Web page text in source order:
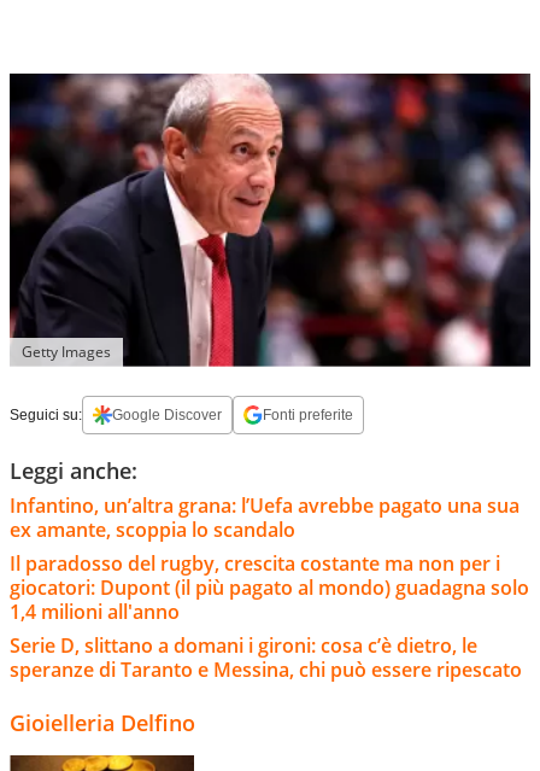
Getty Images
Seguici su: Google Discover Fonti preferite
Leggi anche:
Infantino, un’altra grana: l’Uefa avrebbe pagato una sua
ex amante, scoppia lo scandalo
Il paradosso del rugby, crescita costante ma non per i
giocatori: Dupont (il più pagato al mondo) guadagna solo
1,4 milioni all'anno
Serie D, slittano a domani i gironi: cosa c’è dietro, le
speranze di Taranto e Messina, chi può essere ripescato
Gioielleria Delfino